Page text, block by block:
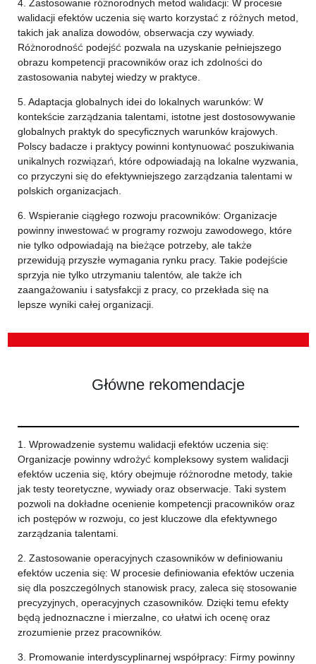
4. Zastosowanie różnorodnych metod walidacji: W procesie
walidacji efektów uczenia się warto korzystać z różnych metod,
takich jak analiza dowodów, obserwacja czy wywiady.
Różnorodność podejść pozwala na uzyskanie pełniejszego
obrazu kompetencji pracowników oraz ich zdolności do
zastosowania nabytej wiedzy w praktyce.
5. Adaptacja globalnych idei do lokalnych warunków: W
kontekście zarządzania talentami, istotne jest dostosowywanie
globalnych praktyk do specyficznych warunków krajowych.
Polscy badacze i praktycy powinni kontynuować poszukiwania
unikalnych rozwiązań, które odpowiadają na lokalne wyzwania,
co przyczyni się do efektywniejszego zarządzania talentami w
polskich organizacjach.
6. Wspieranie ciągłego rozwoju pracowników: Organizacje
powinny inwestować w programy rozwoju zawodowego, które
nie tylko odpowiadają na bieżące potrzeby, ale także
przewidują przyszłe wymagania rynku pracy. Takie podejście
sprzyja nie tylko utrzymaniu talentów, ale także ich
zaangażowaniu i satysfakcji z pracy, co przekłada się na
lepsze wyniki całej organizacji.
Główne rekomendacje
1. Wprowadzenie systemu walidacji efektów uczenia się:
Organizacje powinny wdrożyć kompleksowy system walidacji
efektów uczenia się, który obejmuje różnorodne metody, takie
jak testy teoretyczne, wywiady oraz obserwacje. Taki system
pozwoli na dokładne ocenienie kompetencji pracowników oraz
ich postępów w rozwoju, co jest kluczowe dla efektywnego
zarządzania talentami.
2. Zastosowanie operacyjnych czasowników w definiowaniu
efektów uczenia się: W procesie definiowania efektów uczenia
się dla poszczególnych stanowisk pracy, zaleca się stosowanie
precyzyjnych, operacyjnych czasowników. Dzięki temu efekty
będą jednoznaczne i mierzalne, co ułatwi ich ocenę oraz
zrozumienie przez pracowników.
3. Promowanie interdyscyplinarnej współpracy: Firmy powinny